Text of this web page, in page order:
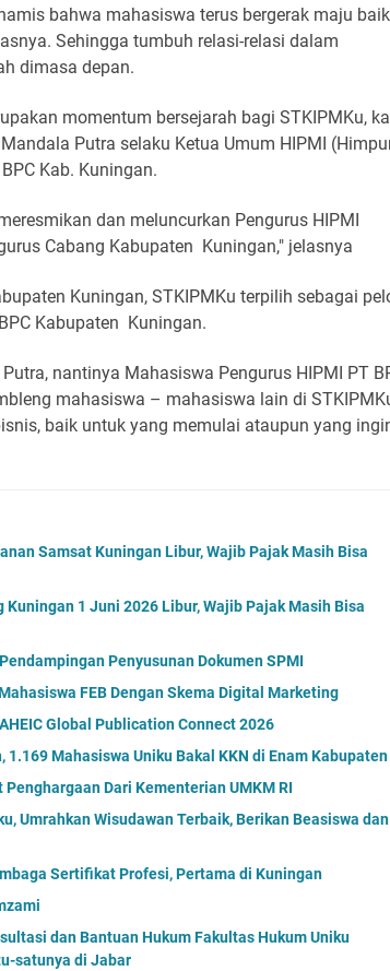
bahwa mahasiswa terus bergerak maju baik
Sehingga tumbuh relasi-relasi dalam
dimasa depan.
momentum bersejarah bagi STKIPMKu,
Putra selaku Ketua Umum HIPMI
Kab. Kuningan.
dan meluncurkan Pengurus HIPMI
Cabang Kabupaten Kuningan," jelasnya
Kuningan, STKIPMKu terpilih sebagai
Kabupaten Kuningan.
nantinya Mahasiswa Pengurus HIPMI PT
mahasiswa – mahasiswa lain di
baik untuk yang memulai ataupun yang
Samsat Kuningan Libur, Wajib Pajak Masih Bisa
1 Juni 2026 Libur, Wajib Pajak Masih Bisa
Penyusunan Dokumen SPMI
FEB Dengan Skema Digital Marketing
Global Publication Connect 2026
1.169 Mahasiswa Uniku Bakal KKN di Enam Kabupaten
Dari Kementerian UMKM RI
Umrahkan Wisudawan Terbaik, Berikan Beasiswa dan
Sertifikat Profesi, Pertama di Kuningan
dan Bantuan Hukum Fakultas Hukum Uniku
satunya di Jabar